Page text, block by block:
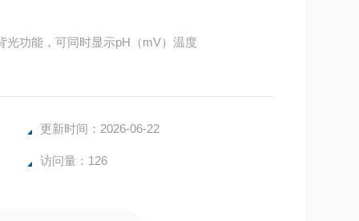
背光功能，可同时显示pH（mV）温度
更新时间：2026-06-22
访问量：126